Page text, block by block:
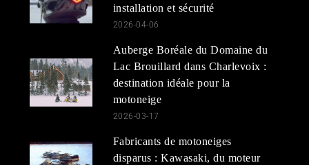
installation et sécurité
2026-04-06
Auberge Boréale du Domaine du
Lac Brouillard dans Charlevoix :
destination idéale pour la
motoneige
2026-03-17
Fabricants de motoneiges
disparus : Kawasaki, du moteur